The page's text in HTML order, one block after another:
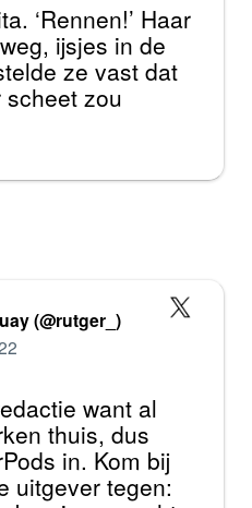
‘Rennen!’ Haar
ijsjes in de
ze vast dat
zou
want al
thuis, dus
in. Kom bij
uitgever tegen:
(@rutger_)